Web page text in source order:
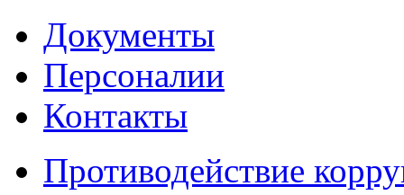
Документы
Персоналии
Контакты
Противодействие